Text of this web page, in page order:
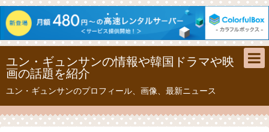
ユン・ギュンサンの情報や韓国ドラマや映
画の話題を紹介
ユン・ギュンサンのプロフィール、画像、最新ニュース